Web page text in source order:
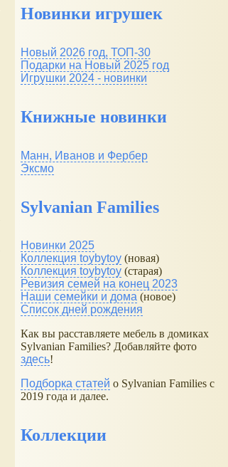
Новинки игрушек
Новый 2026 год, ТОП-30
Подарки на Новый 2025 год
Игрушки 2024 - новинки
Книжные новинки
Манн, Иванов и Фербер
Эксмо
Sylvanian Families
Новинки 2025
Коллекция toybytoy (новая)
Коллекция toybytoy (старая)
Ревизия семей на конец 2023
Наши семейки и дома (новое)
Список дней рождения
Как вы расставляете мебель в домиках
Sylvanian Families? Добавляйте фото
здесь!
Подборка статей о Sylvanian Families с
2019 года и далее.
Коллекции